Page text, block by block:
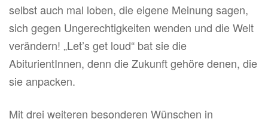
selbst auch mal loben, die eigene Meinung sagen,
sich gegen Ungerechtigkeiten wenden und die Welt
verändern! „Let’s get loud“ bat sie die
AbiturientInnen, denn die Zukunft gehöre denen, die
sie anpacken.
Mit drei weiteren besonderen Wünschen in